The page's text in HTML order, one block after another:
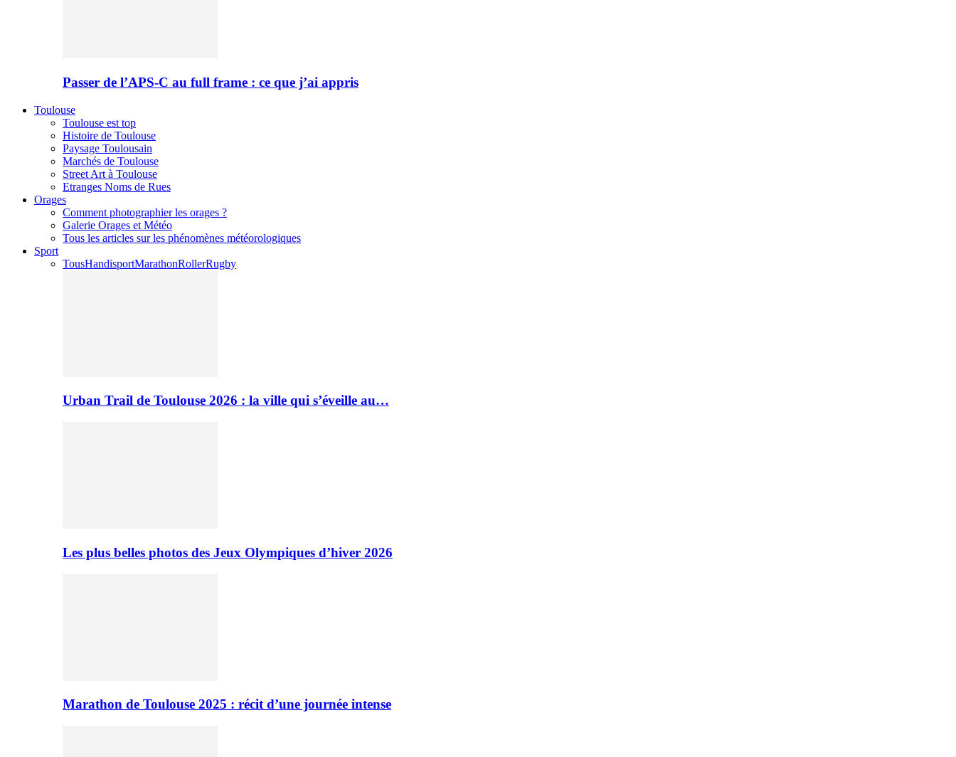
Passer de l’APS-C au full frame : ce que j’ai appris
Toulouse
Toulouse est top
Histoire de Toulouse
Paysage Toulousain
Marchés de Toulouse
Street Art à Toulouse
Etranges Noms de Rues
Orages
Comment photographier les orages ?
Galerie Orages et Météo
Tous les articles sur les phénomènes météorologiques
Sport
TousHandisportMarathonRollerRugby
Urban Trail de Toulouse 2026 : la ville qui s’éveille au…
Les plus belles photos des Jeux Olympiques d’hiver 2026
Marathon de Toulouse 2025 : récit d’une journée intense